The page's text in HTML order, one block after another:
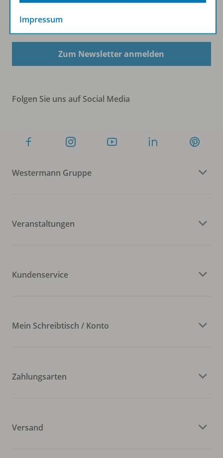
Sofort profitieren
Zum Newsletter anmelden
Folgen Sie uns auf Social Media
Westermann Gruppe
Veranstaltungen
Kundenservice
Mein Schreibtisch / Konto
Zahlungsarten
Versand
Impressum